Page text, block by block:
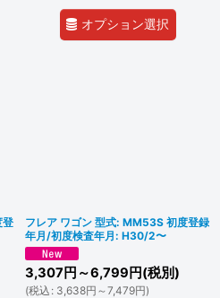
オプション選択
登
フレア ワゴン 型式: MM53S 初度登録
年月/初度検査年月: H30/2〜
3,307 円 ～6,799 円(税別)
(税込 : 3,638円 ～7,479円)